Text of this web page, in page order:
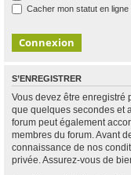
Cacher mon statut en
S’ENREGISTRER
Vous devez être enregistré
que quelques secondes et
forum peut également
membres du forum. Avant
connaissance de nos
privée. Assurez-vous de